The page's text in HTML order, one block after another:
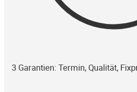
3 Garantien: Termin, Qualität,